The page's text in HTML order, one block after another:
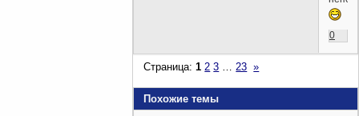
0
Страница:1 2 3 23 »
Похожие темы